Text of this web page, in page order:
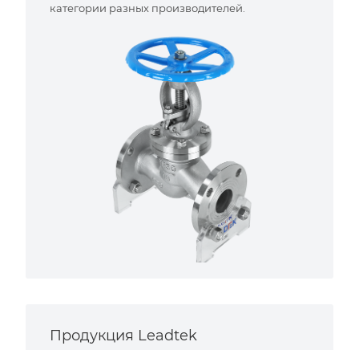
категории разных производителей.
Продукция Leadtek